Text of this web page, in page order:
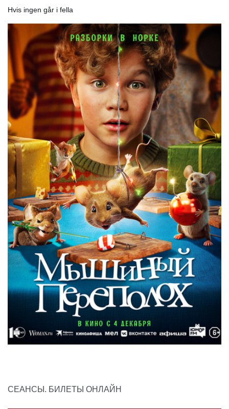
Hvis ingen går i fella
СЕАНСЫ. БИЛЕТЫ ОНЛАЙН